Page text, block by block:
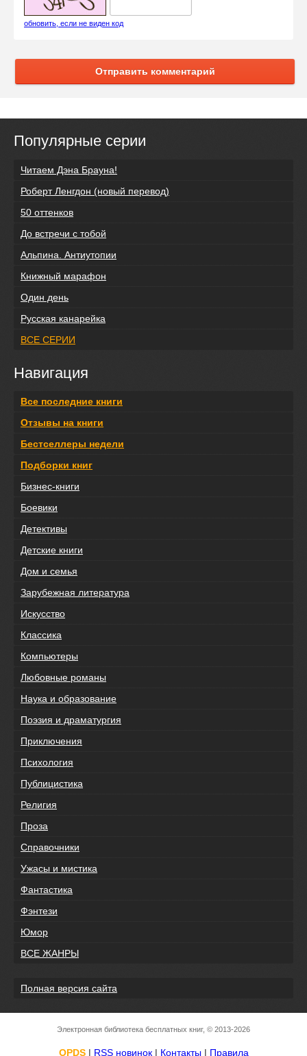
обновить, если не виден код
Отправить комментарий
Популярные серии
Читаем Дэна Брауна!
Роберт Ленгдон (новый перевод)
50 оттенков
До встречи с тобой
Альпина. Антиутопии
Книжный марафон
Один день
Русская канарейка
ВСЕ СЕРИИ
Навигация
Все последние книги
Отзывы на книги
Бестселлеры недели
Подборки книг
Бизнес-книги
Боевики
Детективы
Детские книги
Дом и семья
Зарубежная литература
Искусство
Классика
Компьютеры
Любовные романы
Наука и образование
Поэзия и драматургия
Приключения
Психология
Публицистика
Религия
Проза
Справочники
Ужасы и мистика
Фантастика
Фэнтези
Юмор
ВСЕ ЖАНРЫ
Полная версия сайта
Электронная библиотека бесплатных книг, © 2013-2026
OPDS| RSS новинок| Контакты| Правила